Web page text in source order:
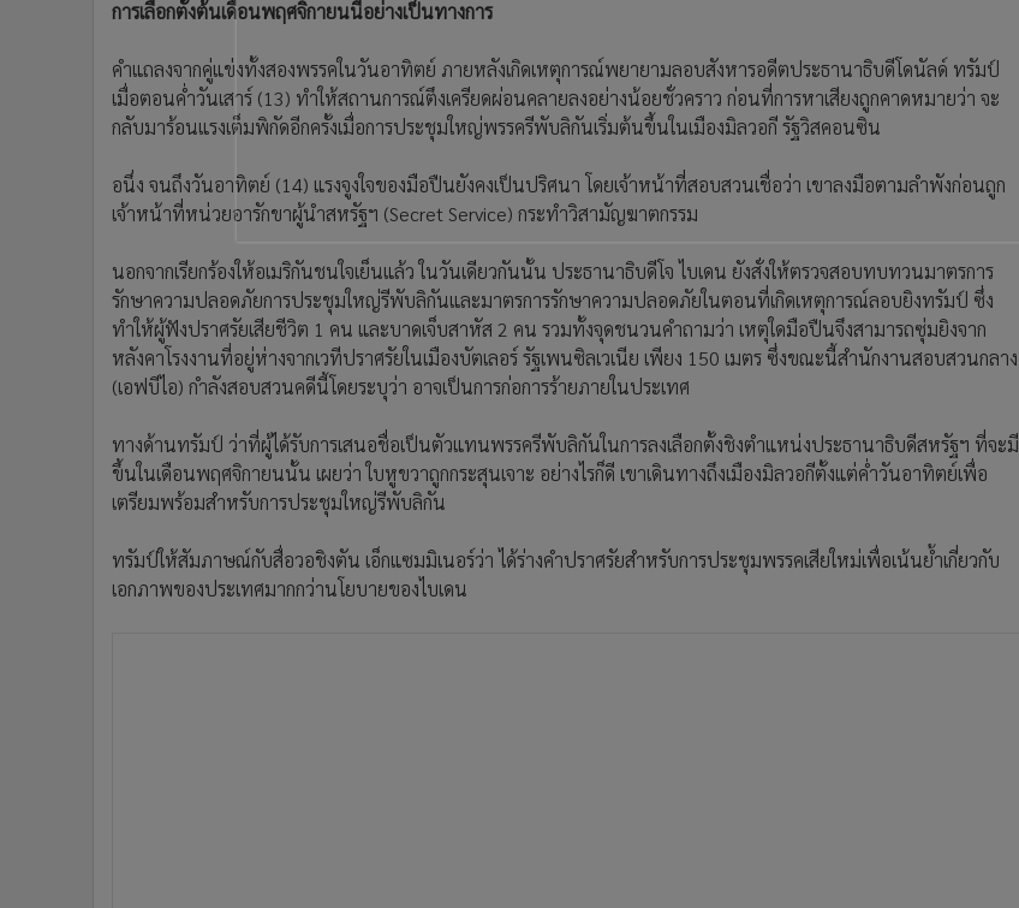
Celeb Online
Gotomanager
การเลือกตั้งต้นเดือนพฤศจิกายนนี้อย่างเป็นทางการ
คำแถลงจากคู่แข่งทั้งสองพรรคในวันอาทิตย์ ภายหลังเกิดเหตุการณ์พยายามลอบสังหารอดีตประธานาธิบดีโดนัลด์ ทรัมป์
เมื่อตอนค่ำวันเสาร์ (13) ทำให้สถานการณ์ตึงเครียดผ่อนคลายลงอย่างน้อยชั่วคราว ก่อนที่การหาเสียงถูกคาดหมายว่า จะ
กลับมาร้อนแรงเต็มพิกัดอีกครั้งเมื่อการประชุมใหญ่พรรครีพับลิกันเริ่มต้นขึ้นในเมืองมิลวอกี รัฐวิสคอนซิน
อนึ่ง จนถึงวันอาทิตย์ (14) แรงจูงใจของมือปืนยังคงเป็นปริศนา โดยเจ้าหน้าที่สอบสวนเชื่อว่า เขาลงมือตามลำพังก่อนถูก
เจ้าหน้าที่หน่วยอารักขาผู้นำสหรัฐฯ (Secret Service) กระทำวิสามัญฆาตกรรม
นอกจากเรียกร้องให้อเมริกันชนใจเย็นแล้ว ในวันเดียวกันนั้น ประธานาธิบดีโจ ไบเดน ยังสั่งให้ตรวจสอบทบทวนมาตรการ
รักษาความปลอดภัยการประชุมใหญ่รีพับลิกันและมาตรการรักษาความปลอดภัยในตอนที่เกิดเหตุการณ์ลอบยิงทรัมป์ ซึ่ง
ทำให้ผู้ฟังปราศรัยเสียชีวิต 1 คน และบาดเจ็บสาหัส 2 คน รวมทั้งจุดชนวนคำถามว่า เหตุใดมือปืนจึงสามารถซุ่มยิงจาก
หลังคาโรงงานที่อยู่ห่างจากเวทีปราศรัยในเมืองบัตเลอร์ รัฐเพนซิลเวเนีย เพียง 150 เมตร ซึ่งขณะนี้สำนักงานสอบสวนกลาง
(เอฟบีไอ) กำลังสอบสวนคดีนี้โดยระบุว่า อาจเป็นการก่อการร้ายภายในประเทศ
ทางด้านทรัมป์ ว่าที่ผู้ได้รับการเสนอชื่อเป็นตัวแทนพรรครีพับลิกันในการลงเลือกตั้งชิงตำแหน่งประธานาธิบดีสหรัฐฯ ที่จะมี
ขึ้นในเดือนพฤศจิกายนนั้น เผยว่า ใบหูขวาถูกกระสุนเจาะ อย่างไรก็ดี เขาเดินทางถึงเมืองมิลวอกีตั้งแต่ค่ำวันอาทิตย์เพื่อ
เตรียมพร้อมสำหรับการประชุมใหญ่รีพับลิกัน
ทรัมป์ให้สัมภาษณ์กับสื่อวอชิงตัน เอ็กแซมมิเนอร์ว่า ได้ร่างคำปราศรัยสำหรับการประชุมพรรคเสียใหม่เพื่อเน้นย้ำเกี่ยวกับ
เอกภาพของประเทศมากกว่านโยบายของไบเดน